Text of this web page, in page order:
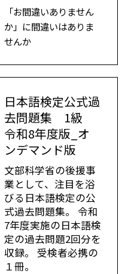
「お間違いありません
か」に間違いはありま
せんか
日本語検定公式過
去問題集 1級
令和8年度版_オ
ンデマンド版
文部科学省の後援事
業として、注目を浴
びる日本語検定の公
式過去問題集。 令和
7年度実施の日本語検
定の過去問題2回分を
収録。 受検者必携の
１冊。